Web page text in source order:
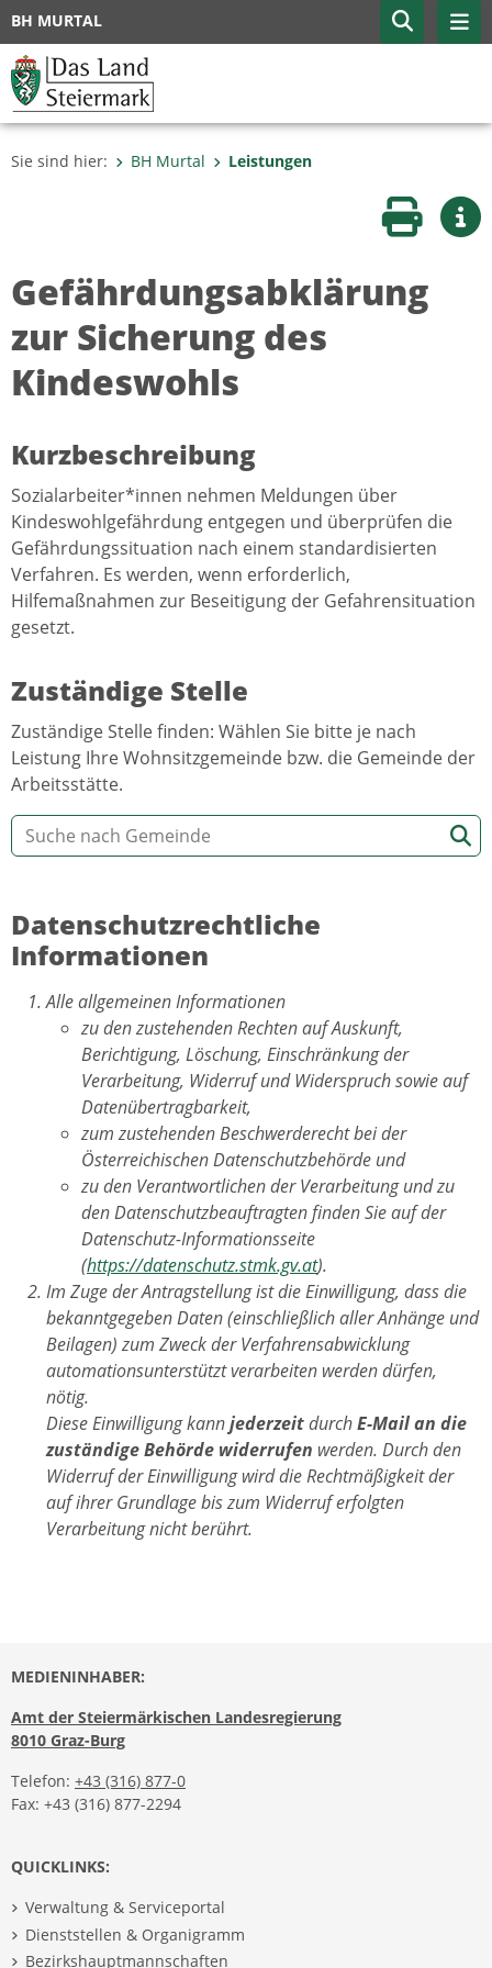
BH MURTAL
Sie sind hier: BH Murtal Leistungen
Seite
Gefährdungsabklärung
zur Sicherung des
Kindeswohls
Kurzbeschreibung
Sozialarbeiter*innen nehmen Meldungen über
Kindeswohlgefährdung entgegen und überprüfen die
Gefährdungssituation nach einem standardisierten
Verfahren. Es werden, wenn erforderlich,
Hilfemaßnahmen zur Beseitigung der Gefahrensituation
gesetzt.
Zuständige Stelle
Zuständige Stelle finden: Wählen Sie bitte je nach
Leistung Ihre Wohnsitzgemeinde bzw. die Gemeinde der
Arbeitsstätte.
Datenschutzrechtliche
Informationen
Alle allgemeinen Informationen
zu den zustehenden Rechten auf Auskunft,
Berichtigung, Löschung, Einschränkung der
Verarbeitung, Widerruf und Widerspruch sowie auf
Datenübertragbarkeit,
zum zustehenden Beschwerderecht bei der
Österreichischen Datenschutzbehörde und
zu den Verantwortlichen der Verarbeitung und zu
den Datenschutzbeauftragten finden Sie auf der
Datenschutz-Informationsseite
(https://datenschutz.stmk.gv.at).
Im Zuge der Antragstellung ist die Einwilligung, dass die
bekanntgegeben Daten (einschließlich aller Anhänge und
Beilagen) zum Zweck der Verfahrensabwicklung
automationsunterstützt verarbeiten werden dürfen,
nötig.
Diese Einwilligung kannjederzeitdurchE-Mail an die
zuständige Behörde widerrufen werden. Durch den
Widerruf der Einwilligung wird die Rechtmäßigkeit der
auf ihrer Grundlage bis zum Widerruf erfolgten
Verarbeitung nicht berührt.
MEDIENINHABER:
Amt der Steiermärkischen Landesregierung
8010 Graz-Burg
Telefon: +43 (316) 877-0
Fax: +43 (316) 877-2294
QUICKLINKS:
Verwaltung & Serviceportal
Dienststellen & Organigramm
Bezirkshauptmannschaften